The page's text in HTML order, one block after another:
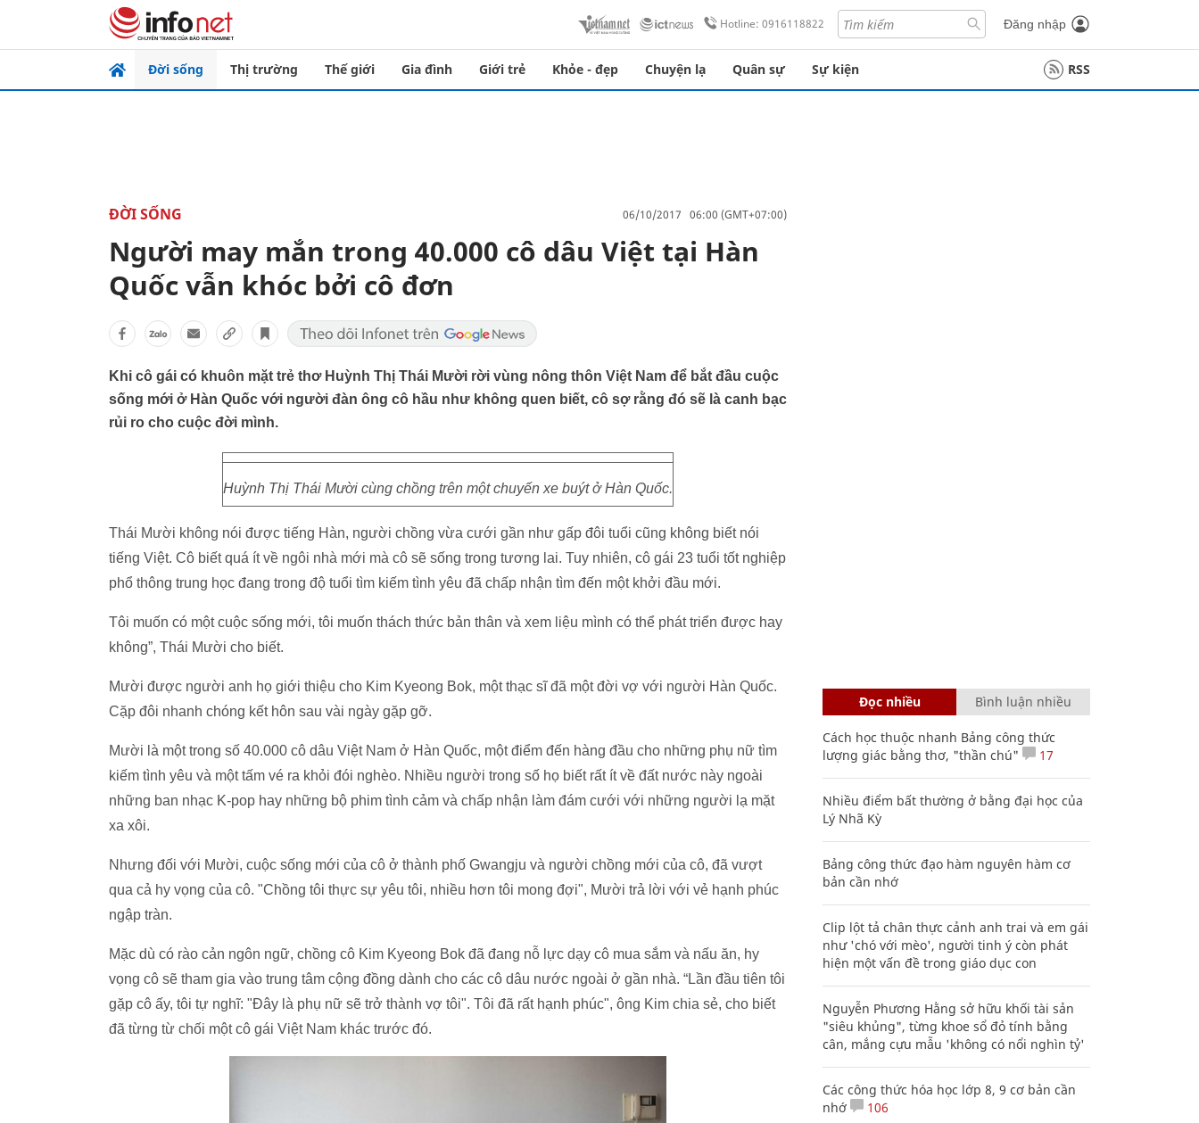
Hotline: 0916118822 Đăng nhập
Đời sống Thị trường Thế giới Gia đình Giới trẻ Khỏe - đẹp Chuyện lạ Quân sự Sự kiện RSS
ĐỜI SỐNG 06/10/2017 06:00 (GMT+07:00)
Người may mắn trong 40.000 cô dâu Việt tại Hàn
Quốc vẫn khóc bởi cô đơn
Khi cô gái có khuôn mặt trẻ thơ Huỳnh Thị Thái Mười rời vùng nông thôn Việt Nam để bắt đầu cuộc
sống mới ở Hàn Quốc với người đàn ông cô hầu như không quen biết, cô sợ rằng đó sẽ là canh bạc
rủi ro cho cuộc đời mình.
Huỳnh Thị Thái Mười cùng chồng trên một chuyến xe buýt ở Hàn Quốc.
Thái Mười không nói được tiếng Hàn, người chồng vừa cưới gần như gấp đôi tuổi cũng không biết nói
tiếng Việt. Cô biết quá ít về ngôi nhà mới mà cô sẽ sống trong tương lai. Tuy nhiên, cô gái 23 tuổi tốt nghiệp
phổ thông trung học đang trong độ tuổi tìm kiếm tình yêu đã chấp nhận tìm đến một khởi đầu mới.
Tôi muốn có một cuộc sống mới, tôi muốn thách thức bản thân và xem liệu mình có thể phát triển được hay
không”, Thái Mười cho biết.
Mười được người anh họ giới thiệu cho Kim Kyeong Bok, một thạc sĩ đã một đời vợ với người Hàn Quốc.
Cặp đôi nhanh chóng kết hôn sau vài ngày gặp gỡ.
Mười là một trong số 40.000 cô dâu Việt Nam ở Hàn Quốc, một điểm đến hàng đầu cho những phụ nữ tìm
kiếm tình yêu và một tấm vé ra khỏi đói nghèo. Nhiều người trong số họ biết rất ít về đất nước này ngoài
những ban nhạc K-pop hay những bộ phim tình cảm và chấp nhận làm đám cưới với những người lạ mặt
xa xôi.
Nhưng đối với Mười, cuộc sống mới của cô ở thành phố Gwangju và người chồng mới của cô, đã vượt
qua cả hy vọng của cô. "Chồng tôi thực sự yêu tôi, nhiều hơn tôi mong đợi", Mười trả lời với vẻ hạnh phúc
ngập tràn.
Mặc dù có rào cản ngôn ngữ, chồng cô Kim Kyeong Bok đã đang nỗ lực dạy cô mua sắm và nấu ăn, hy
vọng cô sẽ tham gia vào trung tâm cộng đồng dành cho các cô dâu nước ngoài ở gần nhà. “Lần đầu tiên tôi
gặp cô ấy, tôi tự nghĩ: "Đây là phụ nữ sẽ trở thành vợ tôi". Tôi đã rất hạnh phúc", ông Kim chia sẻ, cho biết
đã từng từ chối một cô gái Việt Nam khác trước đó.
Đọc nhiều Bình luận nhiều
Cách học thuộc nhanh Bảng công thức
lượng giác bằng thơ, "thần chú"
17
Nhiều điểm bất thường ở bằng đại học của
Lý Nhã Kỳ
Bảng công thức đạo hàm nguyên hàm cơ
bản cần nhớ
Clip lột tả chân thực cảnh anh trai và em gái
như 'chó với mèo', người tinh ý còn phát
hiện một vấn đề trong giáo dục con
Nguyễn Phương Hằng sở hữu khối tài sản
"siêu khủng", từng khoe sổ đỏ tính bằng
cân, mắng cựu mẫu 'không có nổi nghìn tỷ'
Các công thức hóa học lớp 8, 9 cơ bản cần
nhớ
106